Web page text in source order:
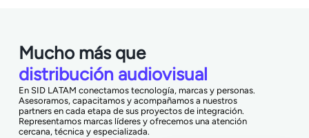
Mucho más que
distribución audiovisual
En SID LATAM conectamos tecnología, marcas y personas.
Asesoramos, capacitamos y acompañamos a nuestros
partners en cada etapa de sus proyectos de integración.
Representamos marcas líderes y ofrecemos una atención
cercana, técnica y especializada.